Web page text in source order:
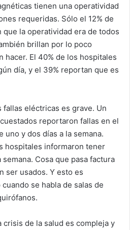
tienen una operatividad
requeridas. Sólo el 12% de
la operatividad era de todos
brillan por lo poco
hacer. El 40% de los hospitales
día, y el 39% reportan que es
fallas eléctricas es grave. Un
reportaron fallas en el
y dos días a la semana.
hospitales informaron tener
Cosa que pasa factura
ser usados. Y esto es
se habla de salas de
crisis de la salud es compleja y